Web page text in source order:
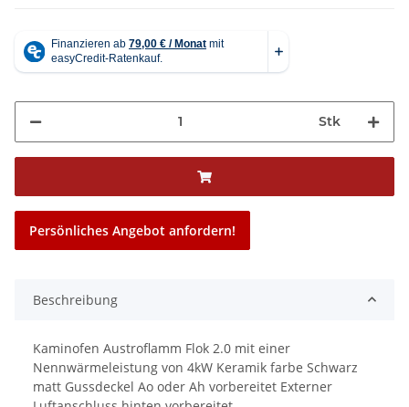
Stk
Persönliches Angebot anfordern!
Beschreibung
Kaminofen Austroflamm Flok 2.0 mit einer
Nennwärmeleistung von 4kW Keramik farbe Schwarz
matt Gussdeckel Ao oder Ah vorbereitet Externer